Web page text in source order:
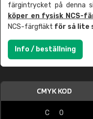
färgintrycket på denna
köper en fysisk NCS-
NCS-färgfläkt för så lite
Info / beställning
CMYK KOD
C
0